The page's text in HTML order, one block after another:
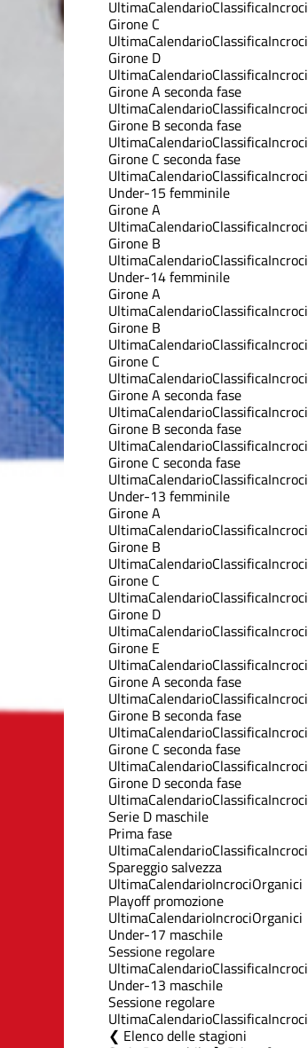
UltimaCalendarioClassificaIncroci
Girone C
UltimaCalendarioClassificaIncroci
Girone D
UltimaCalendarioClassificaIncroci
Girone A seconda fase
UltimaCalendarioClassificaIncroci
Girone B seconda fase
UltimaCalendarioClassificaIncroci
Girone C seconda fase
UltimaCalendarioClassificaIncroci
Under-15 femminile
Girone A
UltimaCalendarioClassificaIncroci
Girone B
UltimaCalendarioClassificaIncroci
Under-14 femminile
Girone A
UltimaCalendarioClassificaIncroci
Girone B
UltimaCalendarioClassificaIncroci
Girone C
UltimaCalendarioClassificaIncroci
Girone A seconda fase
UltimaCalendarioClassificaIncroci
Girone B seconda fase
UltimaCalendarioClassificaIncroci
Girone C seconda fase
UltimaCalendarioClassificaIncroci
Under-13 femminile
Girone A
UltimaCalendarioClassificaIncroci
Girone B
UltimaCalendarioClassificaIncroci
Girone C
UltimaCalendarioClassificaIncroci
Girone D
UltimaCalendarioClassificaIncroci
Girone E
UltimaCalendarioClassificaIncroci
Girone A seconda fase
UltimaCalendarioClassificaIncroci
Girone B seconda fase
UltimaCalendarioClassificaIncroci
Girone C seconda fase
UltimaCalendarioClassificaIncroci
Girone D seconda fase
UltimaCalendarioClassificaIncroci
Serie D maschile
Prima fase
UltimaCalendarioClassificaIncroci
Spareggio salvezza
UltimaCalendarioIncrociOrganici
Playoff promozione
UltimaCalendarioIncrociOrganici
Under-17 maschile
Sessione regolare
UltimaCalendarioClassificaIncroci
Under-13 maschile
Sessione regolare
UltimaCalendarioClassificaIncroci
Elenco delle stagioni